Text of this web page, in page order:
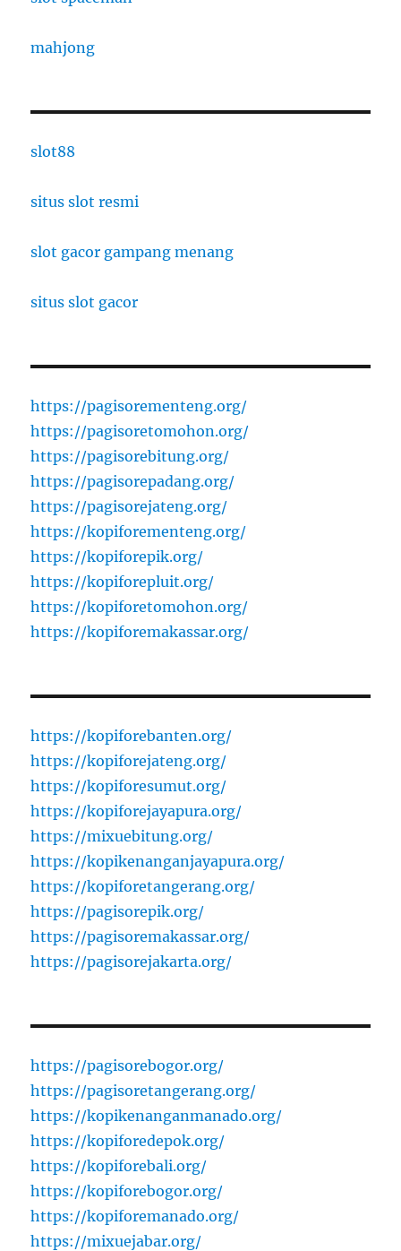
mahjong
slot88
situs slot resmi
slot gacor gampang menang
situs slot gacor
https://pagisorementeng.org/
https://pagisoretomohon.org/
https://pagisorebitung.org/
https://pagisorepadang.org/
https://pagisorejateng.org/
https://kopiforementeng.org/
https://kopiforepik.org/
https://kopiforepluit.org/
https://kopiforetomohon.org/
https://kopiforemakassar.org/
https://kopiforebanten.org/
https://kopiforejateng.org/
https://kopiforesumut.org/
https://kopiforejayapura.org/
https://mixuebitung.org/
https://kopikenanganjayapura.org/
https://kopiforetangerang.org/
https://pagisorepik.org/
https://pagisoremakassar.org/
https://pagisorejakarta.org/
https://pagisorebogor.org/
https://pagisoretangerang.org/
https://kopikenanganmanado.org/
https://kopiforedepok.org/
https://kopiforebali.org/
https://kopiforebogor.org/
https://kopiforemanado.org/
https://mixuejabar.org/